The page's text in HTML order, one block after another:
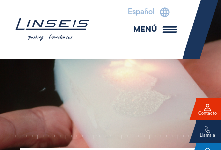
Español
MENÚ
Contacto
Llama a